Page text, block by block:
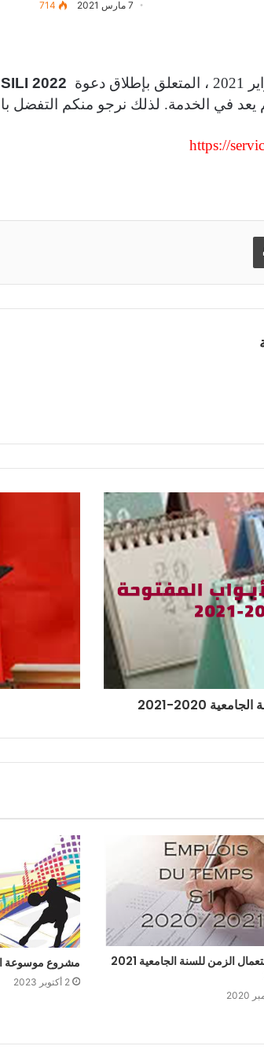
7 مارس 2021 714
2022
يعد في الخدمة. لذلك نرجو منكم التفضل
https://
طباعة
2020-2021
جدول استعمال الزمن للسنة الجامعية 2021
مشروع موسوعة
2 أكتوبر 2023